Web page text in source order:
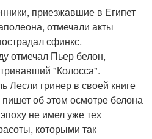
приезжавшие в Египет
отмечали акты
сфинкс.
отмечал Пьер белон,
"Колосса".
Лесли гринер в своей книге
об этом осмотре белона
не имел уже тех
которыми так